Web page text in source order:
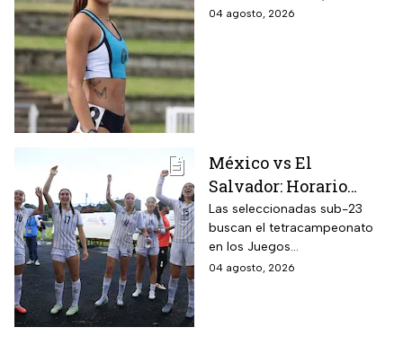
promesa del atletismo
04 agosto, 2026
México vs El
Salvador: Horario
oficial y dónde ver la
semifinal de la
femenil en los Juegos
Centroamericanos
Las seleccionadas sub-23
buscan el tetracampeonato
en los Juegos
Centroamericanos y del
04 agosto, 2026